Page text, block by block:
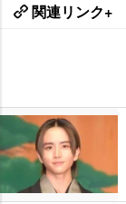
関連リンク+